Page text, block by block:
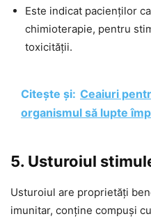
Este indicat pacienților
chimioterapie, pentru
toxicității.
Citește și: Ceaiuri
organismul să lupte
5. Usturoiul
Usturoiul are proprietăți
imunitar, conține compuși